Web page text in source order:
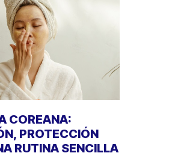
COREANA:
PROTECCIÓN
RUTINA SENCILLA